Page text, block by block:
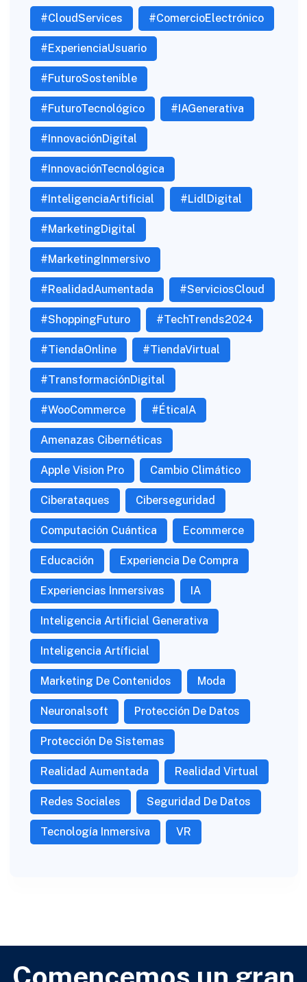
#CloudServices #ComercioElectrónico
#ExperienciaUsuario
#FuturoSostenible
#FuturoTecnológico #IAGenerativa
#InnovaciónDigital
#InnovaciónTecnológica
#InteligenciaArtificial #LidlDigital
#MarketingDigital
#MarketingInmersivo
#RealidadAumentada #ServiciosCloud
#ShoppingFuturo #TechTrends2024
#TiendaOnline #TiendaVirtual
#TransformaciónDigital
#WooCommerce #ÉticaIA
Amenazas Cibernéticas
Apple Vision Pro Cambio Climático
Ciberataques Ciberseguridad
Computación Cuántica Ecommerce
Educación Experiencia De Compra
Experiencias Inmersivas IA
Inteligencia Artificial Generativa
Inteligencia Artíficial
Marketing De Contenidos Moda
Neuronalsoft Protección De Datos
Protección De Sistemas
Realidad Aumentada Realidad Virtual
Redes Sociales Seguridad De Datos
Tecnología Inmersiva VR